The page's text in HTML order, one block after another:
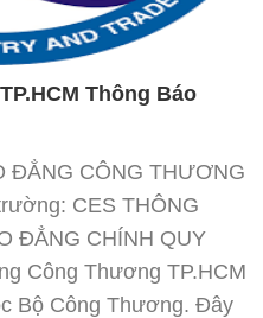
Thông Báo
ĐẲNG CÔNG THƯƠNG
CES THÔNG
ĐẲNG CHÍNH QUY
Công Thương TP.HCM
Bộ Công Thương. Đây